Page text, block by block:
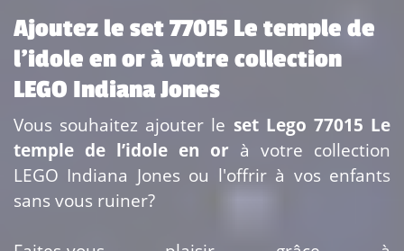
Ajoutez le set 77015 Le temple de
l’idole en or à votre collection
LEGO Indiana Jones
Vous souhaitez ajouter le set Lego 77015 Le
temple de l’idole en or à votre collection
LEGO Indiana Jones ou l'offrir à vos enfants
sans vous ruiner?